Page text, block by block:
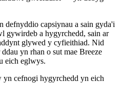
defnyddio capsiynau a sain gyda'i
gywirdeb a hygyrchedd, sain ar
glywed y cyfieithiad. Nid
yn rhan o sut mae Breeze
eich eglwys.
cefnogi hygyrchedd yn eich